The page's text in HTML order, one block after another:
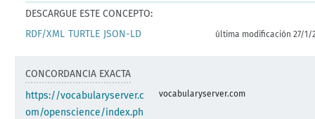
DESCARGUE ESTE CONCEPTO:
RDF/XML TURTLE JSON-LD última modificación 27/1/
CONCORDANCIA EXACTA
https://vocabularyserver.c
om/openscience/index.ph
vocabularyserver.com